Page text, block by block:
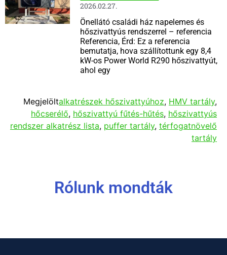
2026.02.27.
Önellátó családi ház napelemes és
hőszivattyús rendszerrel – referencia
Referencia, Érd: Ez a referencia
bemutatja, hova szállítottunk egy 8,4
kW-os Power World R290 hőszivattyút,
ahol egy
Megjelöltalkatrészek hőszivattyúhoz, HMV tartály,
hőcserélő, hőszivattyú fűtés-hűtés, hőszivattyús
rendszer alkatrész lista, puffer tartály, térfogatnövelő
tartály
Rólunk mondták